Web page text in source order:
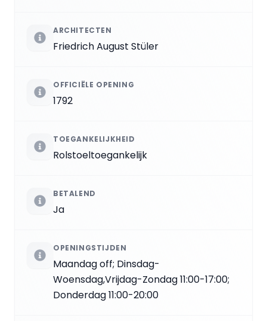
ARCHITECTEN
Friedrich August Stüler
OFFICIËLE OPENING
1792
TOEGANKELIJKHEID
Rolstoeltoegankelijk
BETALEND
Ja
OPENINGSTIJDEN
Maandag off; Dinsdag-
Woensdag,Vrijdag-Zondag 11:00-17:00;
Donderdag 11:00-20:00